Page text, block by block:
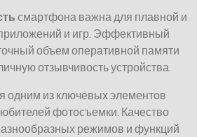
смартфона важна для плавной и
и игр. Эффективный
объем оперативной памяти
отзывчивость устройства.
одним из ключевых элементов
фотосъемки. Качество
режимов и функций